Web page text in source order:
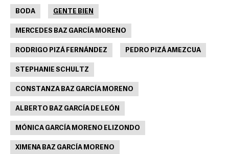
BODA GENTE BIEN
MERCEDES BAZ GARCÍA MORENO
RODRIGO PIZÁ FERNÁNDEZ PEDRO PIZÁ AMEZCUA
STEPHANIE SCHULTZ
CONSTANZA BAZ GARCÍA MORENO
ALBERTO BAZ GARCÍA DE LEÓN
MÓNICA GARCÍA MORENO ELIZONDO
XIMENA BAZ GARCÍA MORENO